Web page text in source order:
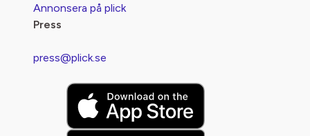
Annonsera på plick
Press
press@plick.se